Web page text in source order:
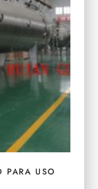
PARA USO